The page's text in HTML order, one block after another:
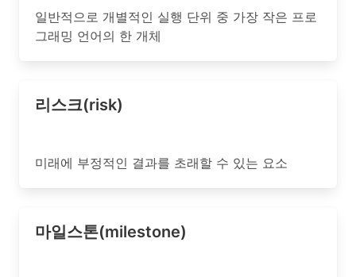
일반적으로 개별적인 실행 단위 중 가장 작은 프로
그래밍 언어의 한 개체
리스크(risk)
미래에 부정적인 결과를 초래할 수 있는 요소
마일스톤(milestone)